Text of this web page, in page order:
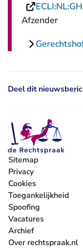
Afzender
Deel dit
Sitemap
Privacy
Cookies
Toegankelijkheid
Spoofing
Vacatures
- U verlaat
Archief
Over rechtspraak.nl